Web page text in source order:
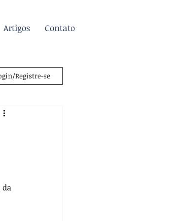
Artigos Contato
Registre-se
da